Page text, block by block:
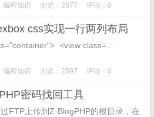
编程知识 浏览：2877 评论：0
css实现一行两列布局
<view class=...
编程知识 浏览：2897 评论：0
密码找回工具
FTP上传到Z-BlogPHP的根目录，在